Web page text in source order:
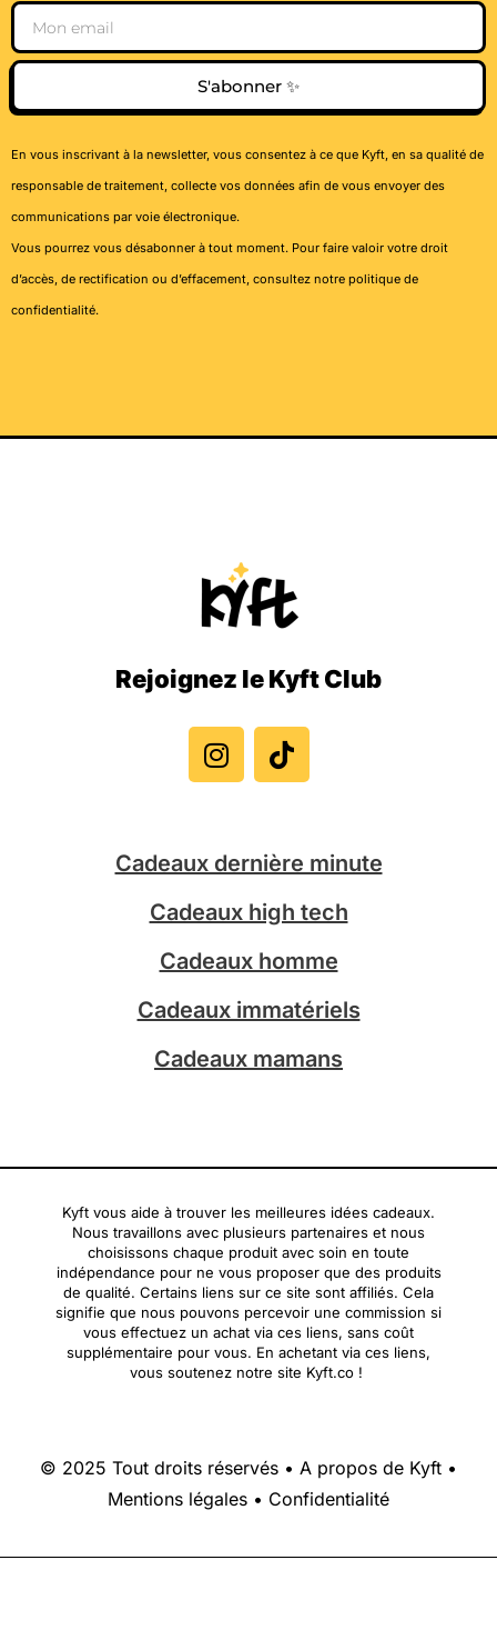
Email
S'abonner ✨
En vous inscrivant à la newsletter, vous consentez à ce que Kyft, en sa qualité de
responsable de traitement, collecte vos données afin de vous envoyer des
communications par voie électronique.
Vous pourrez vous désabonner à tout moment. Pour faire valoir votre droit
d’accès, de rectification ou d’effacement, consultez notre politique de
confidentialité.
Rejoignez le Kyft Club
n
s
t
r
a
m
i
k
t
Cadeaux dernière minute
Cadeaux high tech
Cadeaux homme
Cadeaux immatériels
Cadeaux mamans
Kyft vous aide à trouver les meilleures idées cadeaux.
Nous travaillons avec plusieurs partenaires et nous
choisissons chaque produit avec soin en toute
indépendance pour ne vous proposer que des produits
de qualité. Certains liens sur ce site sont affiliés. Cela
signifie que nous pouvons percevoir une commission si
vous effectuez un achat via ces liens, sans coût
supplémentaire pour vous. En achetant via ces liens,
vous soutenez notre site Kyft.co !
© 2025 Tout droits réservés • A propos de Kyft •
Mentions légales • Confidentialité